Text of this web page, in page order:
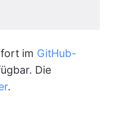
im GitHub-
Die
.